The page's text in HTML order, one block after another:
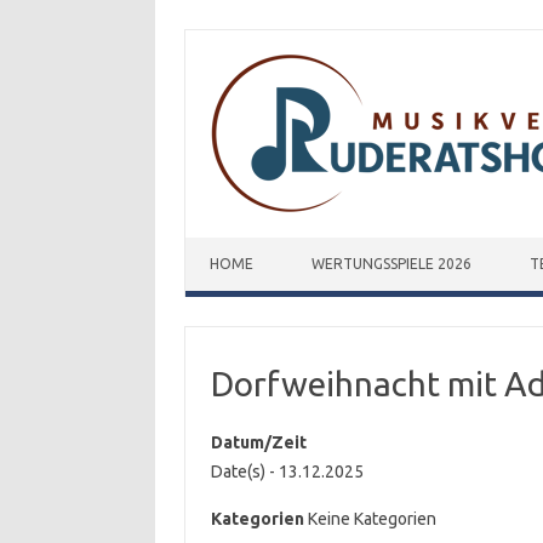
HOME WERTUNGSSPIELE 2026
Dorfweihnacht mit
Datum/Zeit
Date(s) - 13.12.2025
KategorienKeine Kategorien